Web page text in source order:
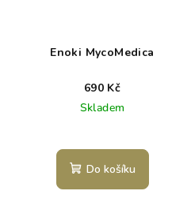
Enoki MycoMedica
690 Kč
Skladem
Do košíku